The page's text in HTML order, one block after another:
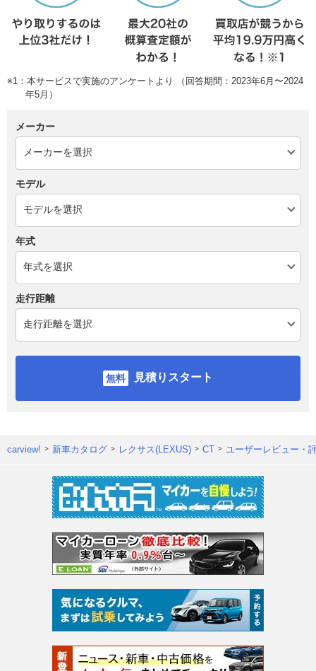
※1：本サービスで実施のアンケートより （回答期間：2023年6月〜2024
年5月）
メーカー
モデル
年式
走行距離
見積りスタート
carview! 新車カタログ レクサス(LEXUS) CT ユーザーレビュー・